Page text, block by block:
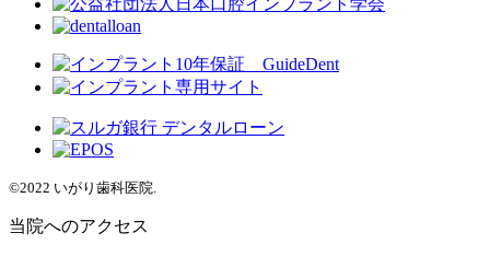
©2022 いがり歯科医院.
当院へのアクセス